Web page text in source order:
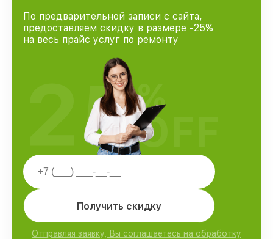
По предварительной записи с сайта,
предоставляем скидку в размере -25%
на весь прайс услуг по ремонту
Получить скидку
Отправляя заявку, Вы соглашаетесь на обработку
25%
OFF